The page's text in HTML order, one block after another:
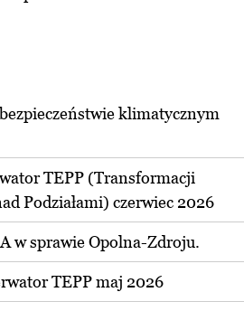
klimatycznym
TEPP (Transformacji
Podziałami) czerwiec 2026
w sprawie Opolna-Zdroju.
TEPP maj 2026